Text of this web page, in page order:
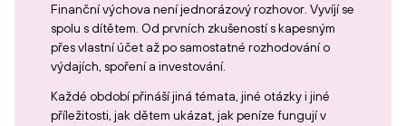
Finanční výchova není jednorázový rozhovor. Vyvíjí se
spolu s dítětem. Od prvních zkušeností s kapesným
přes vlastní účet až po samostatné rozhodování o
výdajích, spoření a investování.
Každé období přináší jiná témata, jiné otázky i jiné
příležitosti, jak dětem ukázat, jak peníze fungují v